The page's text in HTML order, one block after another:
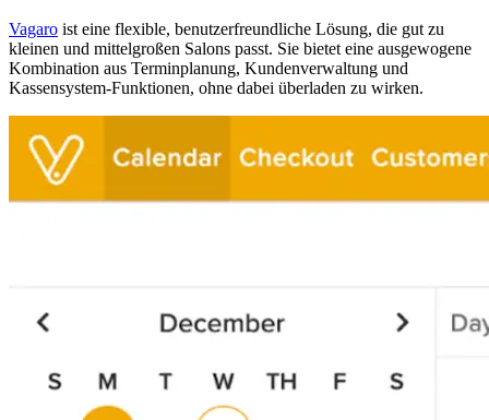
Vagaro ist eine flexible, benutzerfreundliche Lösung, die gut zu
kleinen und mittelgroßen Salons passt. Sie bietet eine ausgewogene
Kombination aus Terminplanung, Kundenverwaltung und
Kassensystem-Funktionen, ohne dabei überladen zu wirken.